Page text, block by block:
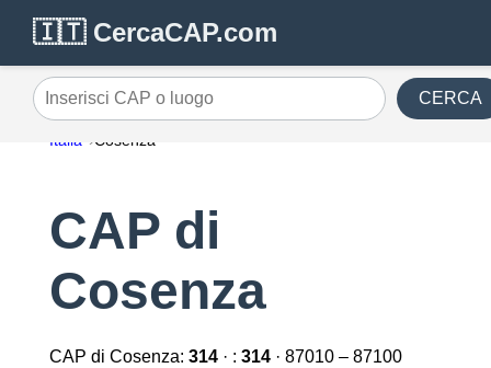
🇮🇹 CercaCAP.com
Inserisci CAP o luogo CERCA
Italia Cosenza
CAP di
Cosenza
CAP di Cosenza: 314· : 314· 87010 – 87100